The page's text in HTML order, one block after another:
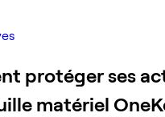
protéger ses
matériel